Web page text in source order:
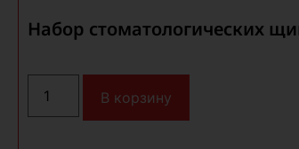
Набор стоматологических
В корзину